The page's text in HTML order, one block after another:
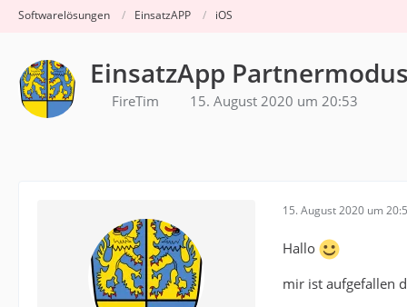
Softwarelösungen EinsatzAPP iOS
EinsatzApp
FireTim 15. August 2020 um 20:53
15. August 2020 um
Hallo
mir ist aufgefallen